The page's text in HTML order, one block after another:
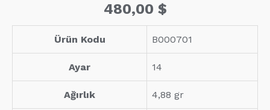
480,00 $
Ürün Kodu B000701
Ayar 14
Ağırlık 4,88 gr